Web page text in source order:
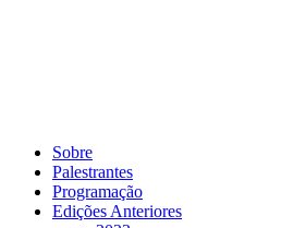
Sobre
Palestrantes
Programação
Edições Anteriores